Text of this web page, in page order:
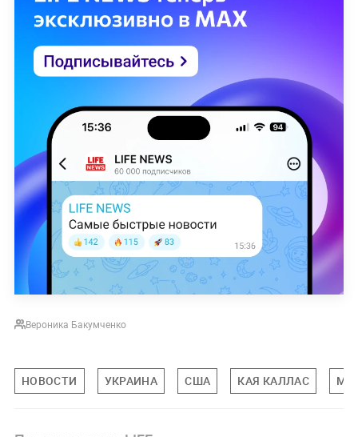
Вероника Бакумченко
НОВОСТИ УКРАИНА США КАЯ КАЛЛАС